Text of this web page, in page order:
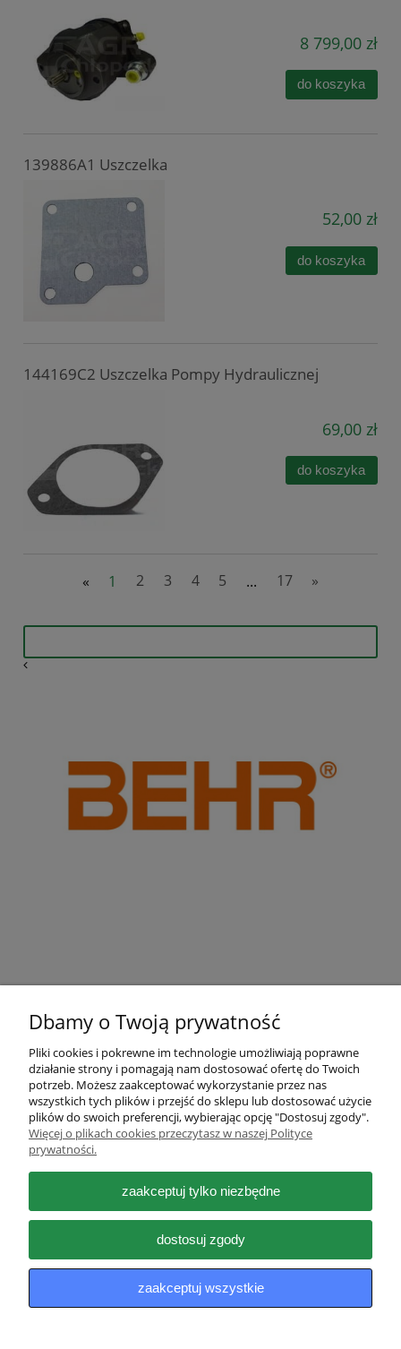
8 799,00 zł
do koszyka
139886A1 Uszczelka
52,00 zł
do koszyka
144169C2 Uszczelka Pompy Hydraulicznej
69,00 zł
do koszyka
« 1 2 3 4 5 ... 17 »
Pomoc
Moje konto
Płatności i dostawa
Informacje
O nas
Dbamy o Twoją prywatność
Pliki cookies i pokrewne im technologie umożliwiają poprawne
działanie strony i pomagają nam dostosować ofertę do Twoich
potrzeb. Możesz zaakceptować wykorzystanie przez nas
wszystkich tych plików i przejść do sklepu lub dostosować użycie
plików do swoich preferencji, wybierając opcję "Dostosuj zgody".
Więcej o plikach cookies przeczytasz w naszej Polityce
prywatności.
zaakceptuj tylko niezbędne
dostosuj zgody
zaakceptuj wszystkie